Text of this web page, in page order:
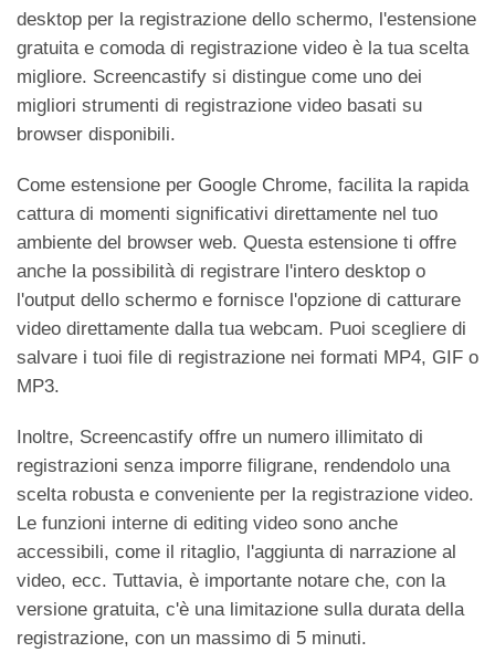
desktop per la registrazione dello schermo, l'estensione
gratuita e comoda di registrazione video è la tua scelta
migliore. Screencastify si distingue come uno dei
migliori strumenti di registrazione video basati su
browser disponibili.
Come estensione per Google Chrome, facilita la rapida
cattura di momenti significativi direttamente nel tuo
ambiente del browser web. Questa estensione ti offre
anche la possibilità di registrare l'intero desktop o
l'output dello schermo e fornisce l'opzione di catturare
video direttamente dalla tua webcam. Puoi scegliere di
salvare i tuoi file di registrazione nei formati MP4, GIF o
MP3.
Inoltre, Screencastify offre un numero illimitato di
registrazioni senza imporre filigrane, rendendolo una
scelta robusta e conveniente per la registrazione video.
Le funzioni interne di editing video sono anche
accessibili, come il ritaglio, l'aggiunta di narrazione al
video, ecc. Tuttavia, è importante notare che, con la
versione gratuita, c'è una limitazione sulla durata della
registrazione, con un massimo di 5 minuti.